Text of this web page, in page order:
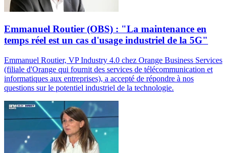
Emmanuel Routier (OBS) : "La maintenance en
temps réel est un cas d'usage industriel de la 5G"
Emmanuel Routier, VP Industry 4.0 chez Orange Business Services
(filiale d'Orange qui fournit des services de télécommunication et
informatiques aux entreprises), a accepté de répondre à nos
questions sur le potentiel industriel de la technologie.